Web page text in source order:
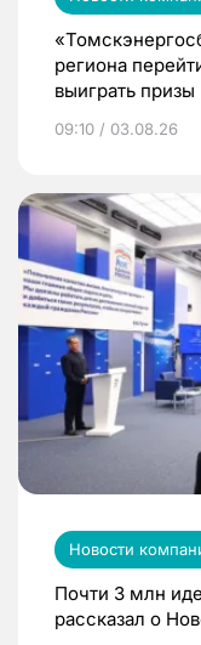
региона
выиграть призы
09:10 / 03.08.26
Новости
Почти 3 млн
рассказал о